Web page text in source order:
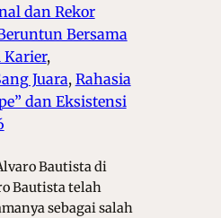
dan Rekor
Bersama
Karier ,
Juara, Rahasia
dan Eksistensi
Bautista di
Bautista telah
sebagai salah